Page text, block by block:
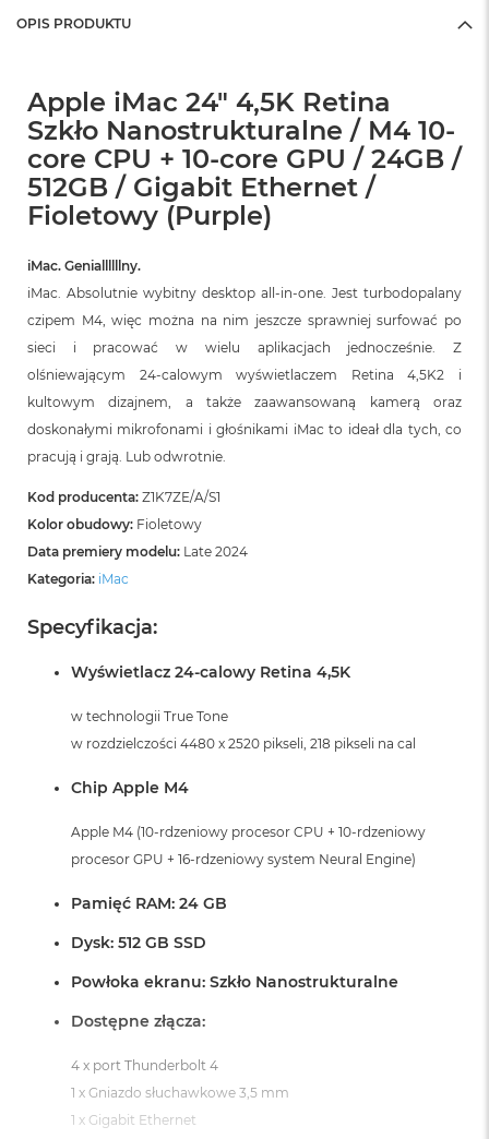
OPIS PRODUKTU
Apple iMac 24" 4,5K Retina
Szkło Nanostrukturalne / M4 10-
core CPU + 10-core GPU / 24GB /
512GB / Gigabit Ethernet /
Fioletowy (Purple)
iMac. Geniallllllny.
iMac. Absolutnie wybitny desktop all‑in‑one. Jest turbodopalany
czipem M4, więc można na nim jeszcze sprawniej surfować po
sieci i pracować w wielu aplikacjach jednocześnie. Z
olśniewającym 24‑calowym wyświetlaczem Retina 4,5K2 i
kultowym dizajnem, a także zaawansowaną kamerą oraz
doskonałymi mikrofonami i głośnikami iMac to ideał dla tych, co
pracują i grają. Lub odwrotnie.
Kod producenta: Z1K7ZE/A/S1
Kolor obudowy: Fioletowy
Data premiery modelu: Late 2024
Kategoria: iMac
Specyfikacja:
Wyświetlacz 24-calowy Retina 4,5K
w technologii True Tone
w rozdzielczości 4480 x 2520 pikseli, 218 pikseli na cal
Chip Apple M4
Apple M4 (10-rdzeniowy procesor CPU + 10-rdzeniowy
procesor GPU + 16-rdzeniowy system Neural Engine)
Pamięć RAM: 24 GB
Dysk: 512 GB SSD
Powłoka ekranu: Szkło Nanostrukturalne
Dostępne złącza:
4 x port Thunderbolt 4
1 x Gniazdo słuchawkowe 3,5 mm
1 x Gigabit Ethernet